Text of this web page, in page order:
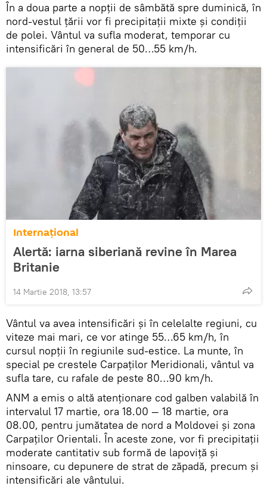
În a doua parte a nopții de sâmbătă spre duminică, în
nord-vestul țării vor fi precipitații mixte și condiții
de polei. Vântul va sufla moderat, temporar cu
intensificări în general de 50…55 km/h.
Internaţional
Alertă: iarna siberiană revine în Marea
Britanie
14 Martie 2018, 13:57
Vântul va avea intensificări și în celelalte regiuni, cu
viteze mai mari, ce vor atinge 55…65 km/h, în
cursul nopții în regiunile sud-estice. La munte, în
special pe crestele Carpaților Meridionali, vântul va
sufla tare, cu rafale de peste 80…90 km/h.
ANM a emis o altă atenţionare cod galben valabilă în
intervalul 17 martie, ora 18.00 — 18 martie, ora
08.00, pentru jumătatea de nord a Moldovei și zona
Carpaților Orientali. În aceste zone, vor fi precipitații
moderate cantitativ sub formă de lapoviță și
ninsoare, cu depunere de strat de zăpadă, precum şi
intensificări ale vântului.